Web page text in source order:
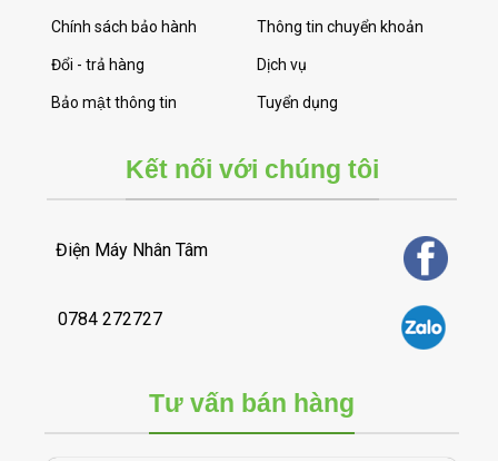
Chính sách bảo hành
Đổi - trả hàng
Bảo mật thông tin
Thông tin chuyển khoản
Dịch vụ
Tuyển dụng
Kết nối với chúng tôi
Điện Máy Nhân Tâm
0784 272727
Tư vấn bán hàng